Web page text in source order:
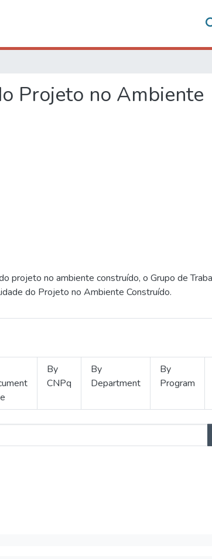
Projeto no Ambiente
projeto no ambiente construído, o Grupo de
do Projeto no Ambiente Construído.
By
CNPq
By
Department
By
Program